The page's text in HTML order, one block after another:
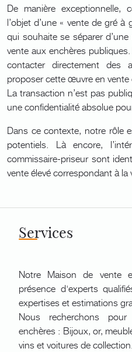
De manière exceptionnelle,
l’objet d’une « vente de gré
qui souhaite se séparer
vente aux enchères
contacter directement des
proposer cette œuvre en vente
La transaction n’est pas
une confidentialité absolue
Dans ce contexte, notre rôle
potentiels. Là encore,
commissaire-priseur sont
vente élevé correspondant à la
Services
Notre Maison de vente
présence d'experts
expertises et estimations
Nous recherchons
enchères : Bijoux, or,
vins et voitures de collection.